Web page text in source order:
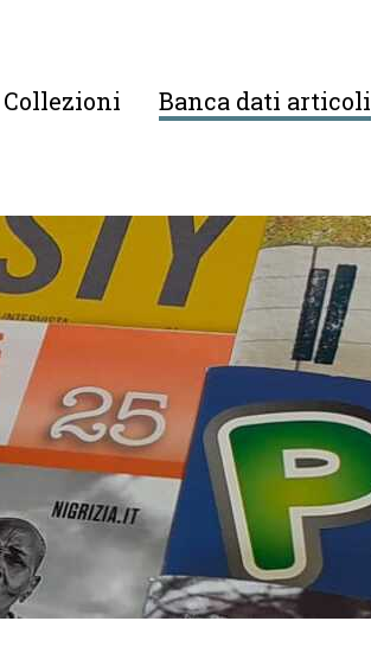
Collezioni Banca dati articoli